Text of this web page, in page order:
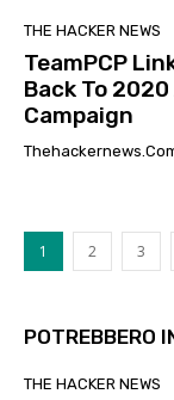
THE HACKER NEWS
TeamPCP
Back To
Campaign
1 2 3
POTREBBERO
THE HACKER NEWS